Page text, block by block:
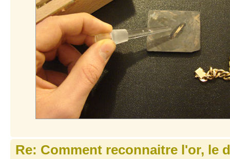
Re: Comment reconnaitre l'or, le